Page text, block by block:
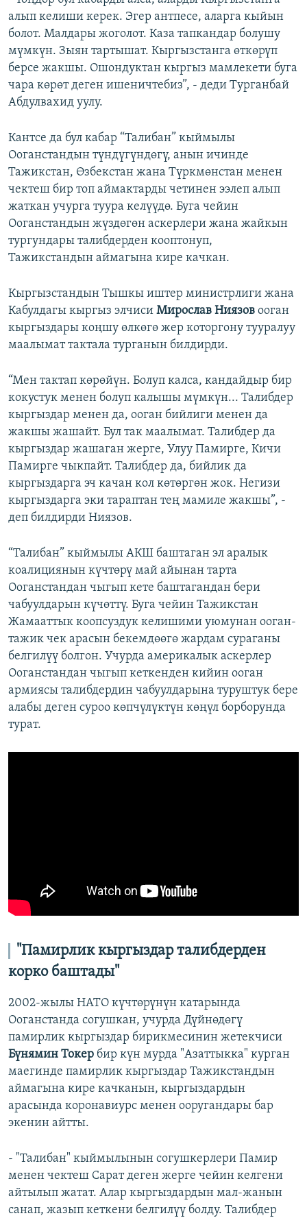
алып келиши керек. Эгер антпесе, аларга кыйын
болот. Малдары жоголот. Каза тапкандар болушу
мүмкүн. Зыян тартышат. Кыргызстанга өткөрүп
берсе жакшы. Ошондуктан кыргыз мамлекети буга
чара көрөт деген ишеничтебиз”, - деди Турганбай
Абдулвахид уулу.
Кантсе да бул кабар “Талибан” кыймылы
Ооганстандын түндүгүндөгү, анын ичинде
Тажикстан, Өзбекстан жана Түркмөнстан менен
чектеш бир топ аймактарды четинен ээлеп алып
жаткан учурга туура келүүдө. Буга чейин
Ооганстандын жүздөгөн аскерлери жана жайкын
тургундары талибдерден кооптонуп,
Тажикстандын аймагына кире качкан.
Кыргызстандын Тышкы иштер министрлиги жана
Кабулдагы кыргыз элчиси Мирослав Ниязов ооган
кыргыздары коңшу өлкөгө жер которгону тууралуу
маалымат тактала турганын билдирди.
“Мен тактап көрөйүн. Болуп калса, кандайдыр бир
кокустук менен болуп калышы мүмкүн... Талибдер
кыргыздар менен да, ооган бийлиги менен да
жакшы жашайт. Бул так маалымат. Талибдер да
кыргыздар жашаган жерге, Улуу Памирге, Кичи
Памирге чыкпайт. Талибдер да, бийлик да
кыргыздарга эч качан кол көтөргөн жок. Негизи
кыргыздарга эки тараптан тең мамиле жакшы”, -
деп билдирди Ниязов.
“Талибан” кыймылы АКШ баштаган эл аралык
коалициянын күчтөрү май айынан тарта
Ооганстандан чыгып кете баштагандан бери
чабуулдарын күчөттү. Буга чейин Тажикстан
Жамааттык коопсуздук келишими уюмунан ооган-
тажик чек арасын бекемдөөгө жардам сураганы
белгилүү болгон. Учурда америкалык аскерлер
Ооганстандан чыгып кеткенден кийин ооган
армиясы талибдердин чабуулдарына туруштук бере
алабы деген суроо көпчүлүктүн көңүл борборунда
турат.
"Памирлик кыргыздар талибдерден
корко баштады"
2002-жылы НАТО күчтөрүнүн катарында
Ооганстанда согушкан, учурда Дүйнөдөгү
памирлик кыргыздар бирикмесинин жетекчиси
Бүнямин Токер бир күн мурда "Азаттыкка" курган
маегинде памирлик кыргыздар Тажикстандын
аймагына кире качканын, кыргыздардын
арасында коронавиурс менен ооругандары бар
экенин айтты.
- "Талибан" кыймылынын согушкерлери Памир
менен чектеш Сарат деген жерге чейин келгени
айтылып жатат. Алар кыргыздардын мал-жанын
санап, жазып кеткени белгилүү болду. Талибдер